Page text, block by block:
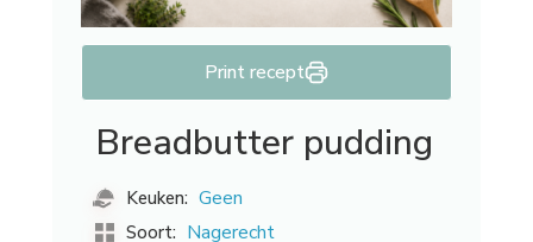
Print recept
Breadbutter pudding
Keuken: Geen
Soort: Nagerecht